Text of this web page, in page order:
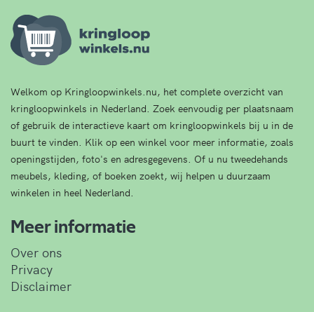
Welkom op Kringloopwinkels.nu, het complete overzicht van
kringloopwinkels in Nederland. Zoek eenvoudig per plaatsnaam
of gebruik de interactieve kaart om kringloopwinkels bij u in de
buurt te vinden. Klik op een winkel voor meer informatie, zoals
openingstijden, foto's en adresgegevens. Of u nu tweedehands
meubels, kleding, of boeken zoekt, wij helpen u duurzaam
winkelen in heel Nederland.
Meer informatie
Over ons
Privacy
Disclaimer